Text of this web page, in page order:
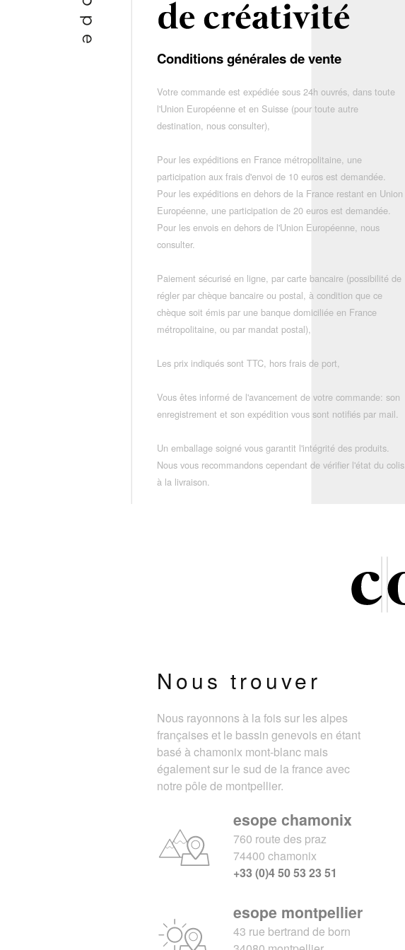
Conditions générales de vente
Votre commande est expédiée sous 24h ouvrés, dans toute
l'Union Européenne et en Suisse (pour toute autre
destination, nous consulter),
Pour les expéditions en France métropolitaine, une
participation aux frais d'envoi de 10 euros est demandée.
Pour les expéditions en dehors de la France restant en Union
Européenne, une participation de 20 euros est demandée.
Pour les envois en dehors de l'Union Européenne, nous
consulter.
Paiement sécurisé en ligne, par carte bancaire (possibilité de
régler par chèque bancaire ou postal, à condition que ce
chèque soit émis par une banque domiciliée en France
métropolitaine, ou par mandat postal),
Les prix indiqués sont TTC, hors frais de port,
Vous êtes informé de l'avancement de votre commande: son
enregistrement et son expédition vous sont notifiés par mail.
Un emballage soigné vous garantit l'intégrité des produits.
Nous vous recommandons cependant de vérifier l'état du colis
à la livraison.
Nous trouver
Nous rayonnons à la fois sur les alpes
françaises et le bassin genevois en étant
basé à chamonix mont-blanc mais
également sur le sud de la france avec
notre pôle de montpellier.
esope chamonix
760 route des praz
74400 chamonix
+33 (0)4 50 53 23 51
esope montpellier
43 rue bertrand de born